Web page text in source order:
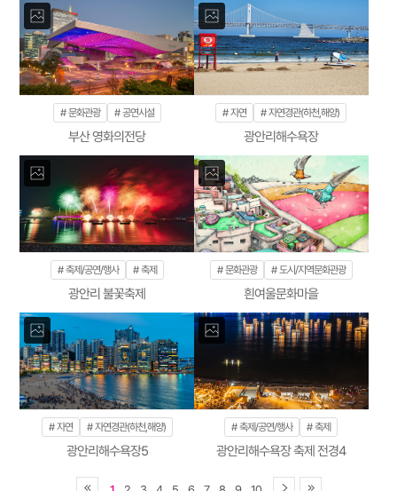
문화관광 공연시설
부산 영화의전당
자연 자연경관(하천,해양)
광안리해수욕장
축제/공연/행사 축제
광안리 불꽃축제
문화관광 도시/지역문화관광
흰여울문화마을
자연 자연경관(하천,해양)
광안리해수욕장5
축제/공연/행사 축제
광안리해수욕장 축제 전경4